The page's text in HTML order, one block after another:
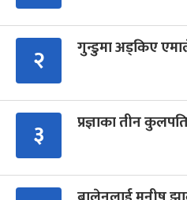
२ गुन्डुमा अड्किए
३ प्रज्ञाका तीन